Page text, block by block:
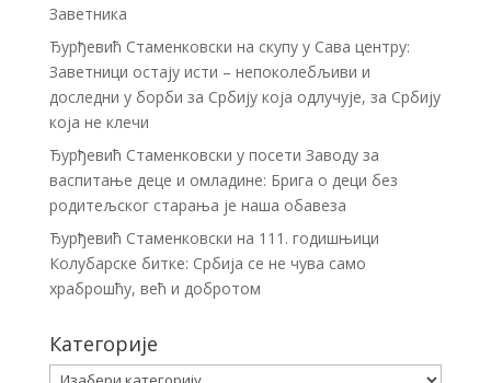
Заветника
Ђурђевић Стаменковски на скупу у Сава центру:
Заветници остају исти – непоколебљиви и
доследни у борби за Србију која одлучује, за Србију
која не клечи
Ђурђевић Стаменковски у посети Заводу за
васпитање деце и омладине: Брига о деци без
родитељског старања је наша обавеза
Ђурђевић Стаменковски на 111. годишњици
Колубарске битке: Србија се не чува само
храброшћу, већ и добротом
Категорије
Категорије